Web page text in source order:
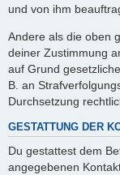
und von ihm
Andere als die oben
deiner Zustimmung
auf Grund
B. an
Durchsetzung
GESTATTUNG DER
Du gestattest dem
angegebenen